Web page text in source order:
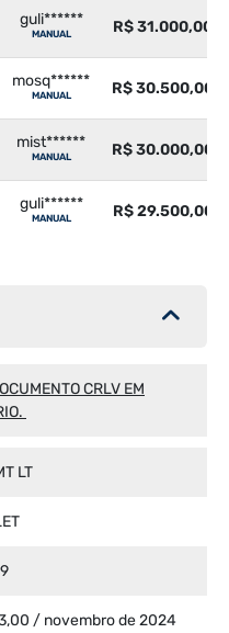
guli******
MANUAL R$ 31.000,00
mosq******
MANUAL R$ 30.500,00
mist******
MANUAL R$ 30.000,00
guli******
MANUAL R$ 29.500,00
CRLV EM
LT
/ novembro de 2024